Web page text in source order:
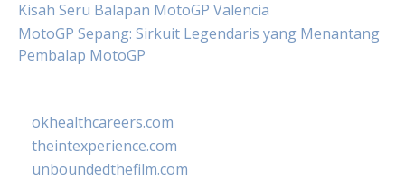
Kisah Seru Balapan MotoGP Valencia
MotoGP Sepang: Sirkuit Legendaris yang Menantang
Pembalap MotoGP
okhealthcareers.com
theintexperience.com
unboundedthefilm.com